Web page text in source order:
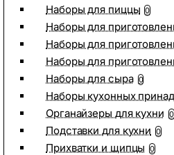
Наборы для пиццы 0
Наборы для
Наборы для
Наборы для
Наборы для сыра 0
Наборы кухонных
Органайзеры для кухни 0
Подставки для кухни 0
Прихватки и щипцы 0